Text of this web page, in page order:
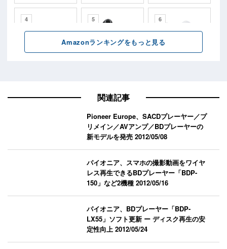
関連記事
Pioneer Europe、SACDプレーヤー／プ
リメイン／AVアンプ／BDプレーヤーの
新モデルを発売2012/05/08
パイオニア、スマホの撮影動画をワイヤ
レス再生できるBDプレーヤー「BDP-
150」など2機種2012/05/16
パイオニア、BDプレーヤー「BDP-
LX55」ソフト更新 ー ディスク再生の安
定性向上2012/05/24